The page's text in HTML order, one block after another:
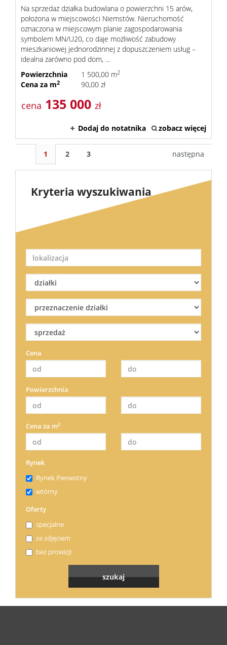
Na sprzedaż działka budowlana o powierzchni 15 arów,
położona w miejscowości Niemstów. Nieruchomość
oznaczona w miejscowym planie zagospodarowania
symbolem MN/U20, co daje możliwość zabudowy
mieszkaniowej jednorodzinnej z dopuszczeniem usług –
idealna zarówno pod dom, ...
Powierzchnia
1 500,00 m2
Cena za m2 90,00 zł
cena 135 000 zł
Dodaj do notatnika zobacz więcej
1 2 3 następna
Kryteria wyszukiwania
Cena
Powierzchnia
Cena za m2
Rynek
Rynek Pierwotny
wtórny
Oferty
specjalne
ze zdjęciem
bez prowizji